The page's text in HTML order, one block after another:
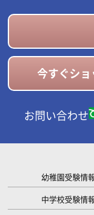
今すぐシ
お問い合わせ
幼稚園受験情
中学校受験情